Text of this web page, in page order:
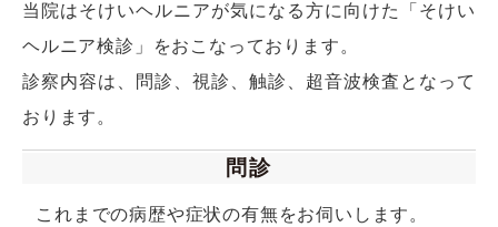
当院はそけいヘルニアが気になる方に向けた「そけい
ヘルニア検診」をおこなっております。
診察内容は、問診、視診、触診、超音波検査となって
おります。
問診
これまでの病歴や症状の有無をお伺いします。